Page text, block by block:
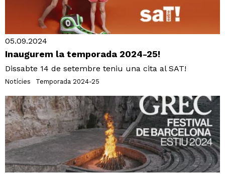
05.09.2024
Inaugurem la temporada 2024-25!
Dissabte 14 de setembre teniu una cita al SAT!
Notícies Temporada 2024-25